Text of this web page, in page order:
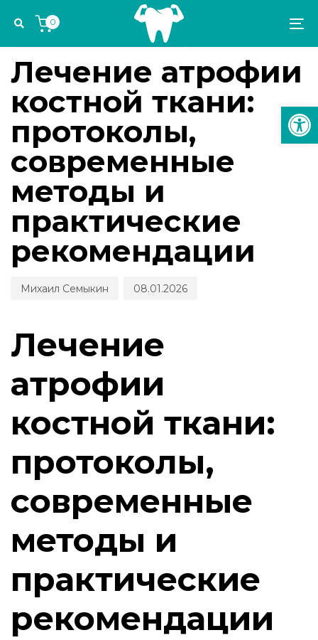
links
navigation
Skip
content
0
IN:
ИМПЛАНТОЛОГИЯ И ОРТОПЕДИЯ
Лечение атрофии
костной ткани:
протоколы,
современные
методы и
практические
рекомендации
Михаил Семыкин
on:
08.01.2026
Лечение
атрофии
костной ткани:
протоколы,
современные
методы и
практические
рекомендации